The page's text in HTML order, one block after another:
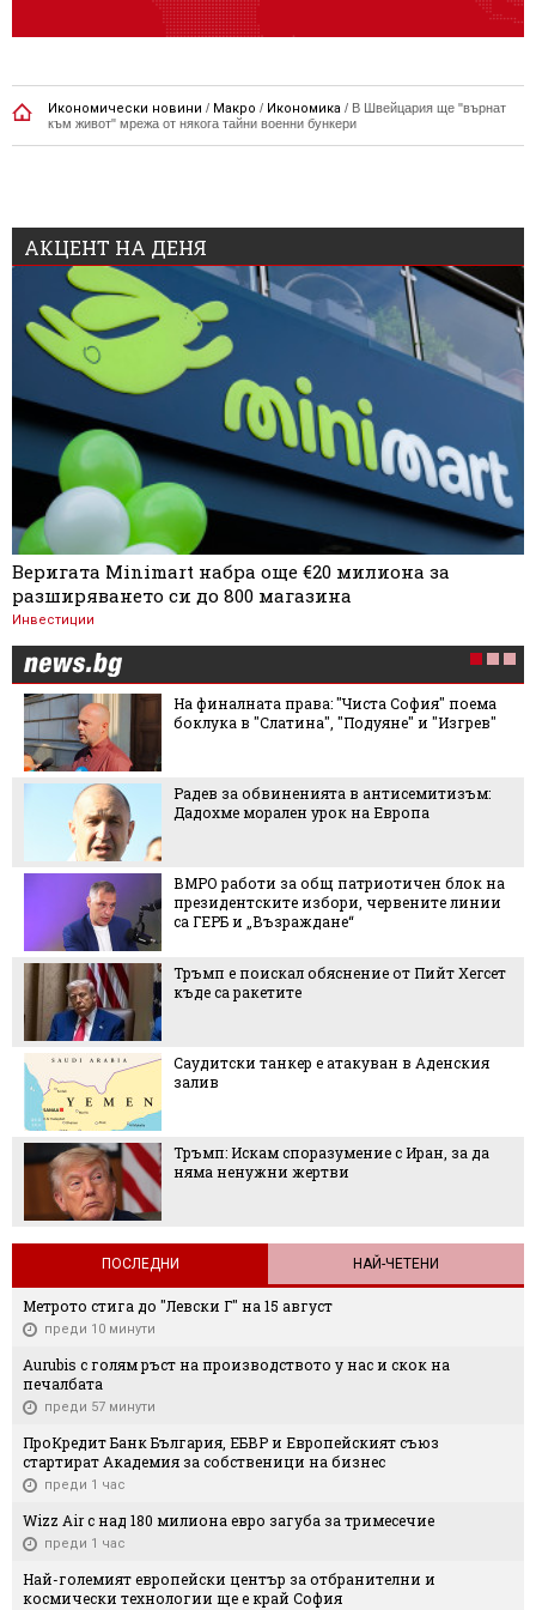
Икономически новини / Макро / Икономика / В Швейцария ще "върнат
към живот" мрежа от някога тайни военни бункери
АКЦЕНТ НА ДЕНЯ
Веригата Minimart набра още €20 милиона за
разширяването си до 800 магазина
Инвестиции
На финалната права: "Чиста София" поема
боклука в "Слатина", "Подуяне" и "Изгрев"
Радев за обвиненията в антисемитизъм:
Дадохме морален урок на Европа
ВМРО работи за общ патриотичен блок на
президентските избори, червените линии
са ГЕРБ и „Възраждане“
Тръмп е поискал обяснение от Пийт Хегсет
къде са ракетите
Саудитски танкер е атакуван в Аденския
залив
Тръмп: Искам споразумение с Иран, за да
няма ненужни жертви
ПОСЛЕДНИ НАЙ-ЧЕТЕНИ
Метрото стига до "Левски Г" на 15 август
преди 10 минути
Aurubis с голям ръст на производството у нас и скок на
печалбата
преди 57 минути
ПроКредит Банк България, ЕБВР и Европейският съюз
стартират Академия за собственици на бизнес
преди 1 час
Wizz Air с над 180 милиона евро загуба за тримесечие
преди 1 час
Най-големият европейски център за отбранителни и
космически технологии ще е край София